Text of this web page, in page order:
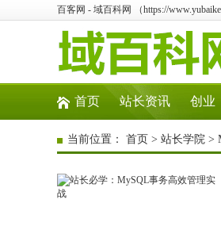
百客网 - 域百科网 （https://
首页 站长资讯 创业
当前位置： 首页 > 站长学院 >